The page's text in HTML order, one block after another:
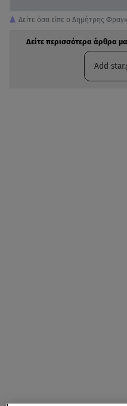
Δείτε όσα είπε ο Δημήτρης
Δείτε περισσότερα άρθρα
Add